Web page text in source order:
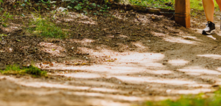
Informatie
VROEGBOEKVOORDEEL 2026/2027!
Bekijk hier de voorwaarden